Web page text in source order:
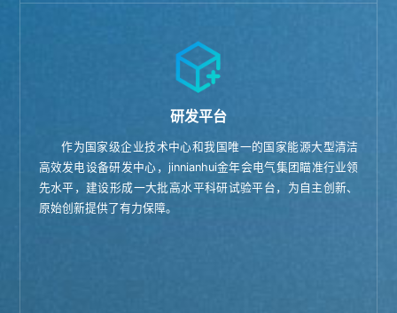
研发平台
作为国家级企业技术中心和我国唯一的国家能源大型清洁
高效发电设备研发中心，jinnianhui金年会电气集团瞄准行业领
先水平，建设形成一大批高水平科研试验平台，为自主创新、
原始创新提供了有力保障。